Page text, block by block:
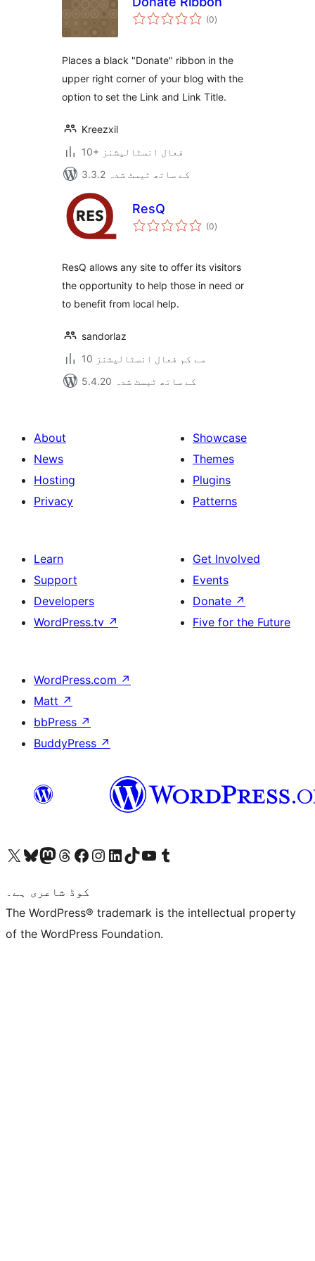
(0مجموعی
درجہ
)
Places a black "Donate" ribbon in the
upper right corner of your blog with the
option to set the Link and Link Title.
Kreezxil
10+ فعال انسٹالیشنز
3.3.2 کے ساتھ ٹیسٹ شدہ
ResQ
(0مجموعی
درجہ
)
ResQ allows any site to offer its visitors
the opportunity to help those in need or
to benefit from local help.
sandorlaz
10 سے کم فعال انسٹالیشنز
5.4.20 کے ساتھ ٹیسٹ شدہ
About
News
Hosting
Privacy
Showcase
Themes
Plugins
Patterns
Learn
Support
Developers
WordPress.tv ↗
Get Involved
Events
Donate ↗
Five for the Future
WordPress.com ↗
Matt ↗
bbPress ↗
BuddyPress ↗
Visit our X (formerly Twitter) account
ہمارے بلیواسکائی اکاؤنٹ پر جائیں
Visit our Mastodon account
ہمارے ٹھریڈز اکاؤنٹ پر جائیں
Visit our Facebook page
Visit our Instagram account
Visit our LinkedIn account
ہمارے ٹک ٹاک اکاؤنٹ پر جائیں
Visit our YouTube channel
ہمارے ٹمبلر اکاؤنٹ پر جائیں
کوڈ شاعری ہے۔
The WordPress® trademark is the intellectual property
of the WordPress Foundation.